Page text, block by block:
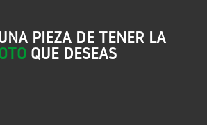
PIEZA DE TENER LA
QUE DESEAS